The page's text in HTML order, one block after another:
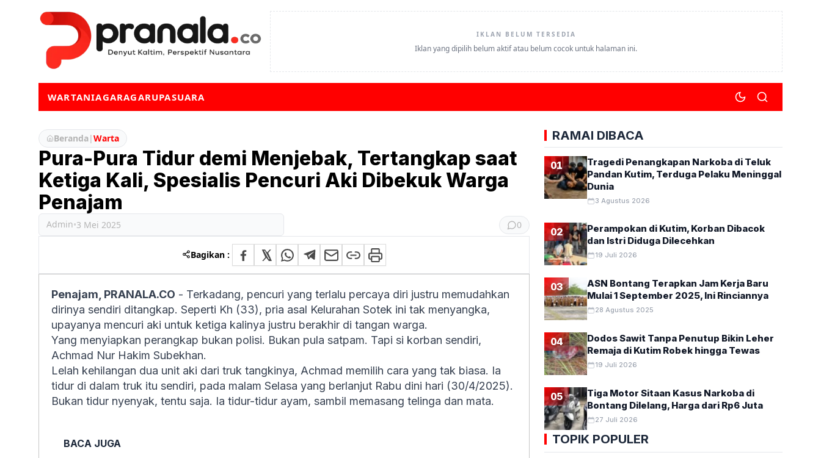
IKLAN BELUM TERSEDIA
Iklan yang dipilih belum aktif atau belum cocok untuk halaman ini.
WARTANIAGARAGARUPASUARA
Beranda|Warta
Pura-Pura Tidur demi Menjebak, Tertangkap saat
Ketiga Kali, Spesialis Pencuri Aki Dibekuk Warga
Penajam
Admin•3 Mei 2025 0
Bagikan :
Penajam, PRANALA.CO - Terkadang, pencuri yang terlalu percaya diri justru memudahkan
dirinya sendiri ditangkap. Seperti Kh (33), pria asal Kelurahan Sotek ini tak menyangka,
upayanya mencuri aki untuk ketiga kalinya justru berakhir di tangan warga.
Yang menyiapkan perangkap bukan polisi. Bukan pula satpam. Tapi si korban sendiri,
Achmad Nur Hakim Subekhan.
Lelah kehilangan dua unit aki dari truk tangkinya, Achmad memilih cara yang tak biasa. Ia
tidur di dalam truk itu sendiri, pada malam Selasa yang berlanjut Rabu dini hari (30/4/2025).
Bukan tidur nyenyak, tentu saja. Ia tidur-tidur ayam, sambil memasang telinga dan mata.
BACA JUGA
RAMAI DIBACA
01
Tragedi Penangkapan Narkoba di Teluk
Pandan Kutim, Terduga Pelaku Meninggal
Dunia
3 Agustus 2026
02
Perampokan di Kutim, Korban Dibacok
dan Istri Diduga Dilecehkan
19 Juli 2026
03
ASN Bontang Terapkan Jam Kerja Baru
Mulai 1 September 2025, Ini Rinciannya
28 Agustus 2025
04
Dodos Sawit Tanpa Penutup Bikin Leher
Remaja di Kutim Robek hingga Tewas
19 Juli 2026
05
Tiga Motor Sitaan Kasus Narkoba di
Bontang Dilelang, Harga dari Rp6 Juta
27 Juli 2026
TOPIK POPULER